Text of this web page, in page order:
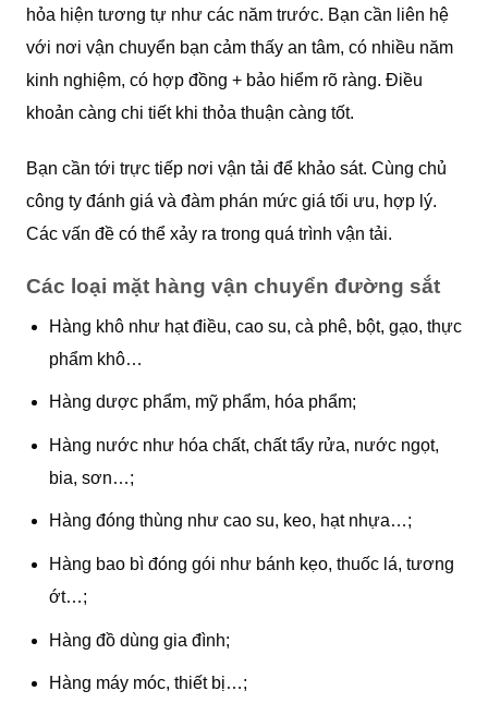
hỏa hiện tương tự như các năm trước. Bạn cần liên hệ
với nơi vận chuyển bạn cảm thấy an tâm, có nhiều năm
kinh nghiệm, có hợp đồng + bảo hiểm rõ ràng. Điều
khoản càng chi tiết khi thỏa thuận càng tốt.
Bạn cần tới trực tiếp nơi vận tải để khảo sát. Cùng chủ
công ty đánh giá và đàm phán mức giá tối ưu, hợp lý.
Các vấn đề có thể xảy ra trong quá trình vận tải.
Các loại mặt hàng vận chuyển đường sắt
Hàng khô như hạt điều, cao su, cà phê, bột, gạo, thực
phẩm khô…
Hàng dược phẩm, mỹ phẩm, hóa phẩm;
Hàng nước như hóa chất, chất tẩy rửa, nước ngọt,
bia, sơn…;
Hàng đóng thùng như cao su, keo, hạt nhựa…;
Hàng bao bì đóng gói như bánh kẹo, thuốc lá, tương
ớt…;
Hàng đồ dùng gia đình;
Hàng máy móc, thiết bị…;